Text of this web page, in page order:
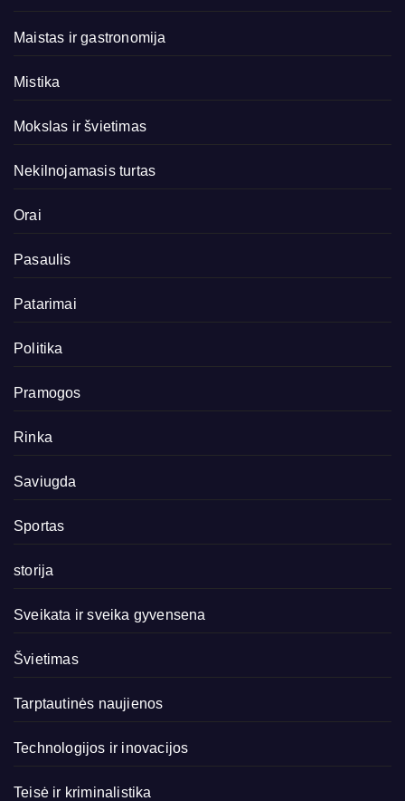
Maistas ir gastronomija
Mistika
Mokslas ir švietimas
Nekilnojamasis turtas
Orai
Pasaulis
Patarimai
Politika
Pramogos
Rinka
Saviugda
Sportas
storija
Sveikata ir sveika gyvensena
Švietimas
Tarptautinės naujienos
Technologijos ir inovacijos
Teisė ir kriminalistika